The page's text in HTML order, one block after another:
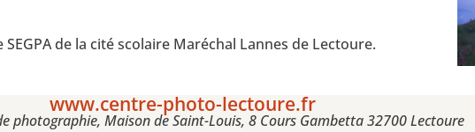
de la cité scolaire Maréchal Lannes de Lectoure.
www.centre-photo-lectoure.fr
photographie, Maison de Saint-Louis, 8 Cours Gambetta 32700 Lectoure